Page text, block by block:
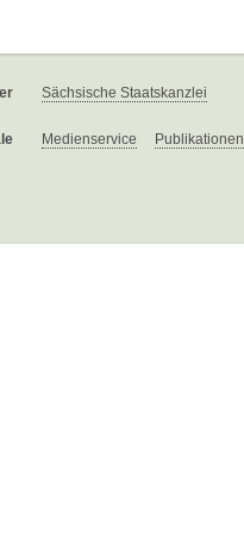
Sächsische Staatskanzlei
Medienservice Publikationen